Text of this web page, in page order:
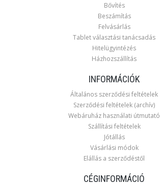
Bővítés
Beszámítás
Felvásárlás
Tablet választási tanácsadás
Hitelügyintézés
Házhozszállítás
INFORMÁCIÓK
Általános szerződési feltételek
Szerződési feltételek (archív)
Webáruház használati útmutató
Szállítási feltételek
Jótállás
Vásárlási módok
Elállás a szerződéstől
CÉGINFORMÁCIÓ